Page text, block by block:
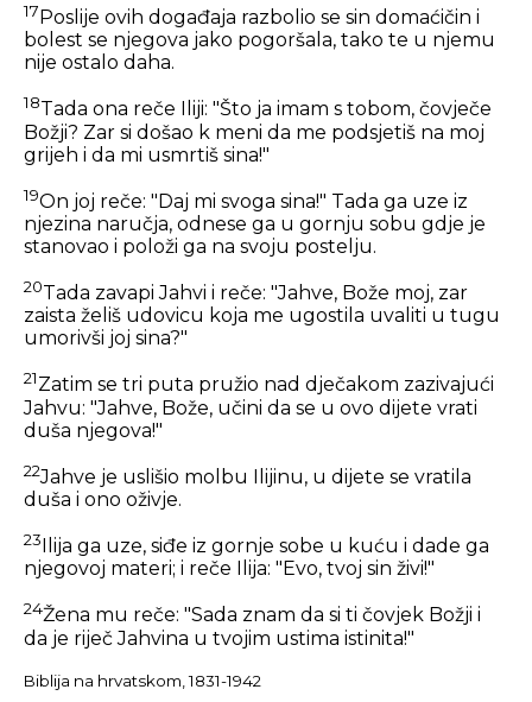
17 Poslije ovih događaja razbolio se sin domaćičin i
bolest se njegova jako pogoršala, tako te u njemu
nije ostalo daha.
18Tada ona reče Iliji: "Što ja imam s tobom, čovječe
Božji? Zar si došao k meni da me podsjetiš na moj
grijeh i da mi usmrtiš sina!"
19On joj reče: "Daj mi svoga sina!" Tada ga uze iz
njezina naručja, odnese ga u gornju sobu gdje je
stanovao i položi ga na svoju postelju.
20Tada zavapi Jahvi i reče: "Jahve, Bože moj, zar
zaista želiš udovicu koja me ugostila uvaliti u tugu
umorivši joj sina?"
21Zatim se tri puta pružio nad dječakom zazivajući
Jahvu: "Jahve, Bože, učini da se u ovo dijete vrati
duša njegova!"
22Jahve je uslišio molbu Ilijinu, u dijete se vratila
duša i ono oživje.
23
Ilija ga uze, siđe iz gornje sobe u kuću i dade ga
njegovoj materi; i reče Ilija: "Evo, tvoj sin živi!"
24Žena mu reče: "Sada znam da si ti čovjek Božji i
da je riječ Jahvina u tvojim ustima istinita!"
Biblija na hrvatskom, 1831-1942